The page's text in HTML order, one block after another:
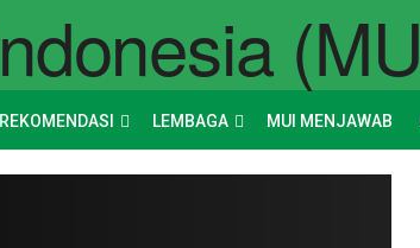
REKOMENDASI LEMBAGA MUI MENJAWAB